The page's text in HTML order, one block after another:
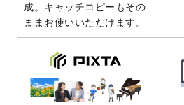
2026/4/21
アクリルキーホル
ート を追加いたし
りました！
2025/12/22
【新商品】アクリ
きるようになりま
成。キャッチコピーもその
ままお使いいただけます。